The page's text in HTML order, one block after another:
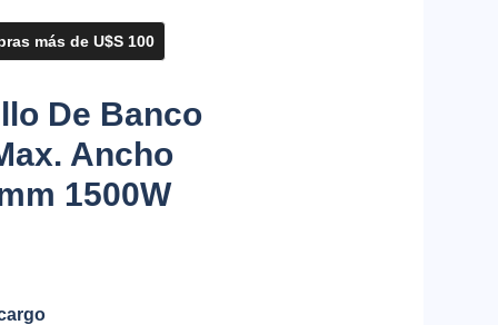
más de U$S 100
De Banco
Ancho
1500W